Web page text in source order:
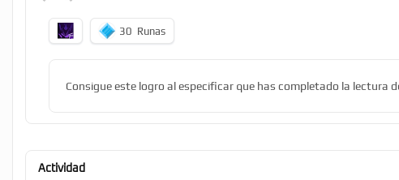
30 Runas
Consigue este logro al especificar que has completado la lectura
Actividad